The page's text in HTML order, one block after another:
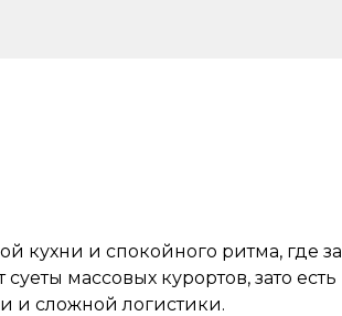
кухни и спокойного ритма, где за
массовых курортов, зато есть
и сложной логистики.